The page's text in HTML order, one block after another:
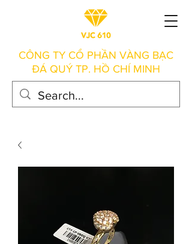
CÔNG TY CỔ PHẦN VÀNG BẠC
ĐÁ QUÝ TP. HỒ CHÍ MINH